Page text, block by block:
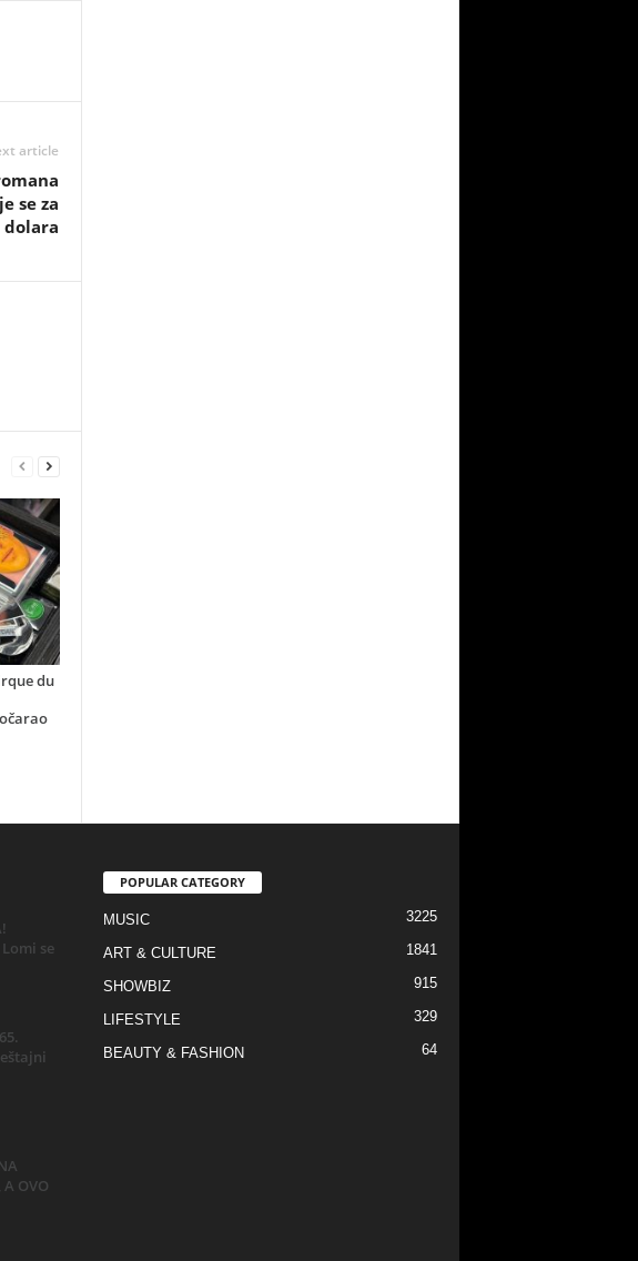
article
se za
dolara
du
se
A OVO
POPULAR CATEGORY
MUSIC 3225
ART & CULTURE 1841
SHOWBIZ 915
LIFESTYLE 329
BEAUTY & FASHION 64